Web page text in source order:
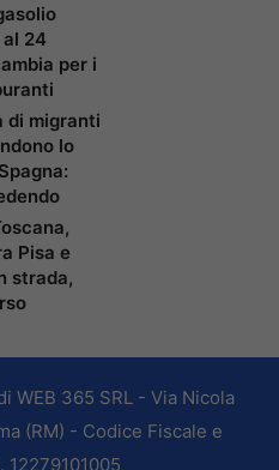
24
per i
di migranti
lo
Pisa e
strada,
WEB 365 SRL - Via Nicola
(RM) - Codice Fiscale e
12279101005